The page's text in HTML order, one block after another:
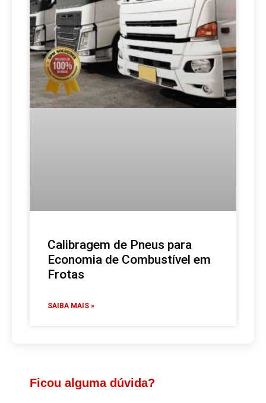
Calibragem de Pneus para
Economia de Combustível em
Frotas
SAIBA MAIS »
Ficou alguma dúvida?